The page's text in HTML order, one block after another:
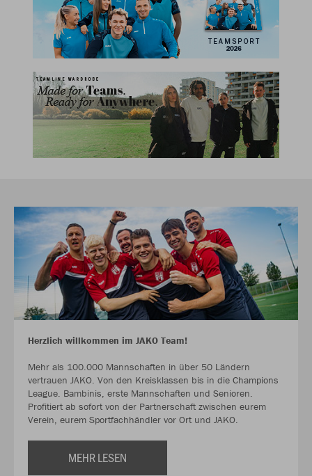
Herzlich willkommen im JAKO Team!
Mehr als 100.000 Mannschaften in über 50 Ländern
vertrauen JAKO. Von den Kreisklassen bis in die Champions
League. Bambinis, erste Mannschaften und Senioren.
Profitiert ab sofort von der Partnerschaft zwischen eurem
Verein, eurem Sportfachhändler vor Ort und JAKO.
MEHR LESEN